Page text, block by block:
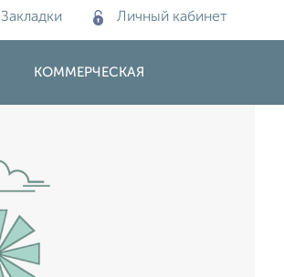
Закладки Личный кабинет
КОММЕРЧЕСКАЯ